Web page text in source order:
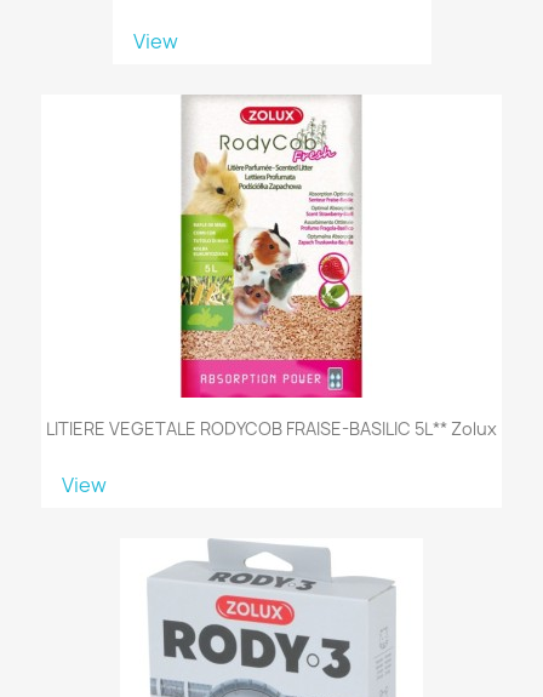
View
LITIERE VEGETALE RODYCOB FRAISE-BASILIC 5L** Zolux
View